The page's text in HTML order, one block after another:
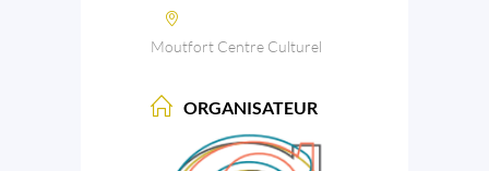
Moutfort Centre Culturel
ORGANISATEUR